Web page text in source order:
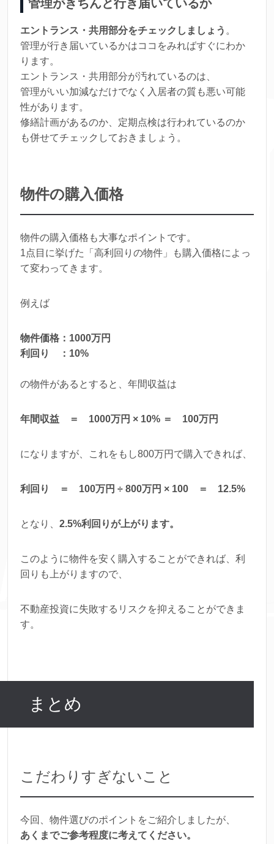
管理がきちんと行き届いているか
エントランス・共用部分をチェックしましょう 。
管理が行き届いているかはココをみればすぐにわか
ります。
エントランス・共用部分が汚れているのは、
管理がいい加減なだけでなく入居者の質も悪い可能
性があります。
修繕計画があるのか、定期点検は行われているのか
も併せてチェックしておきましょう。
物件の購入価格
物件の購入価格も大事なポイントです。
1点目に挙げた「高利回りの物件」も購入価格によっ
て変わってきます。
例えば
物件価格：1000万円
利回り ：10%
の物件があるとすると、年間収益は
年間収益 ＝ 1000万円 × 10% ＝ 100万円
になりますが、これをもし800万円で購入できれば、
利回り ＝ 100万円 ÷ 800万円 × 100 ＝ 12.5%
となり、 2.5%利回りが上がります。
このように物件を安く購入することができれば、利
回りも上がりますので、
不動産投資に失敗するリスクを抑えることができま
す。
まとめ
こだわりすぎないこと
今回、物件選びのポイントをご紹介しましたが、
あくまでご参考程度に考えてください。